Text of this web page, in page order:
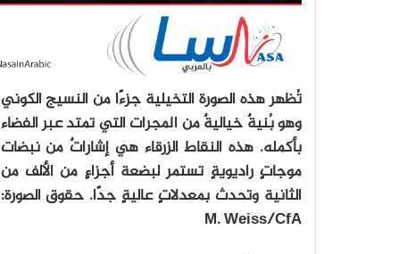
تُظهر هذه الصورة التخيلية جزءًا من النسيج الكوني
وهو بُنيةٌ خياليةٌ من المجرات التي تمتد عبر الفضاء
بأكمله. هذه النقاط الزرقاء هي إشاراتٌ من نبضات
موجاتٍ راديويةٍ تستمر لبضعة أجزاءٍ من الألف من
الثانية وتحدث بمعدلاتٍ عاليةٍ جدًا. حقوق الصورة:
M. Weiss/CfA